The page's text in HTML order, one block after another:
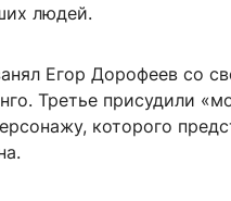
людей.
Егор Дорофеев со
Третье присудили
которого